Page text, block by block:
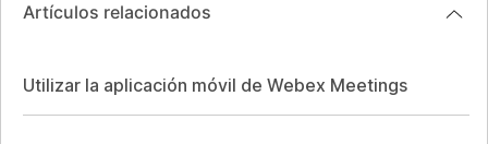
Artículos relacionados
Utilizar la aplicación móvil de Webex Meetings